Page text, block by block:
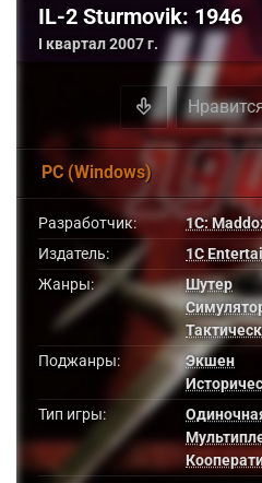
IL-2 Sturmovik: 1946
I квартал 2007 г.
PC (Windows)
Разработчик:
1C:
Издатель:
1C
Жанры:
Шутер
Поджанры:
Экшен
Тип игры: